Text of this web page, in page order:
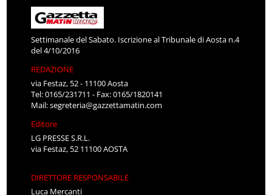
Settimanale del Sabato. Iscrizione al Tribunale di Aosta n.4
del 4/10/2016
REDAZIONE
via Festaz, 52 - 11100 Aosta
Tel: 0165/231711 - Fax: 0165/1820141
Mail:segreteria@gazzettamatin.com
Editore
LG PRESSE S.R.L.
via Festaz, 52 11100 AOSTA
DIRETTORE RESPONSABILE
Luca Mercanti